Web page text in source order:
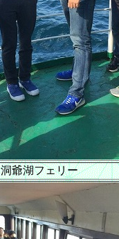
洞爺湖フェリー